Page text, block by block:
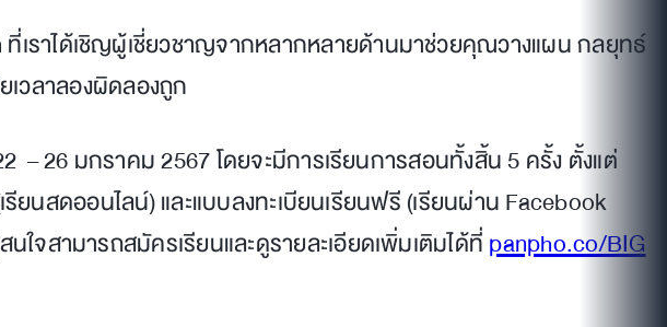
ที่เราได้เชิญผู้เชี่ยวชาญจากหลากหลายด้านมาช่วยคุณวางแผน กลยุทธ์
วลาลองผิดลองถูก
– 26 มกราคม 2567 โดยจะมีการเรียนการสอนทั้งสิ้น 5 ครั้ง ตั้งแต่
ยนสดออนไลน์) และแบบลงทะเบียนเรียนฟรี (เรียนผ่าน Facebook
จสามารถสมัครเรียนและดูรายละเอียดเพิ่มเติมได้ที่panpho.co/BIG